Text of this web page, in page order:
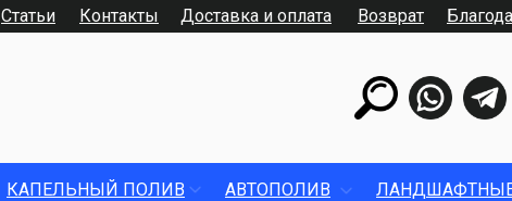
Доставка и оплата
Контакты
Статьи Возврат
КАПЕЛЬНЫЙ ПОЛИВ АВТОПОЛИВ